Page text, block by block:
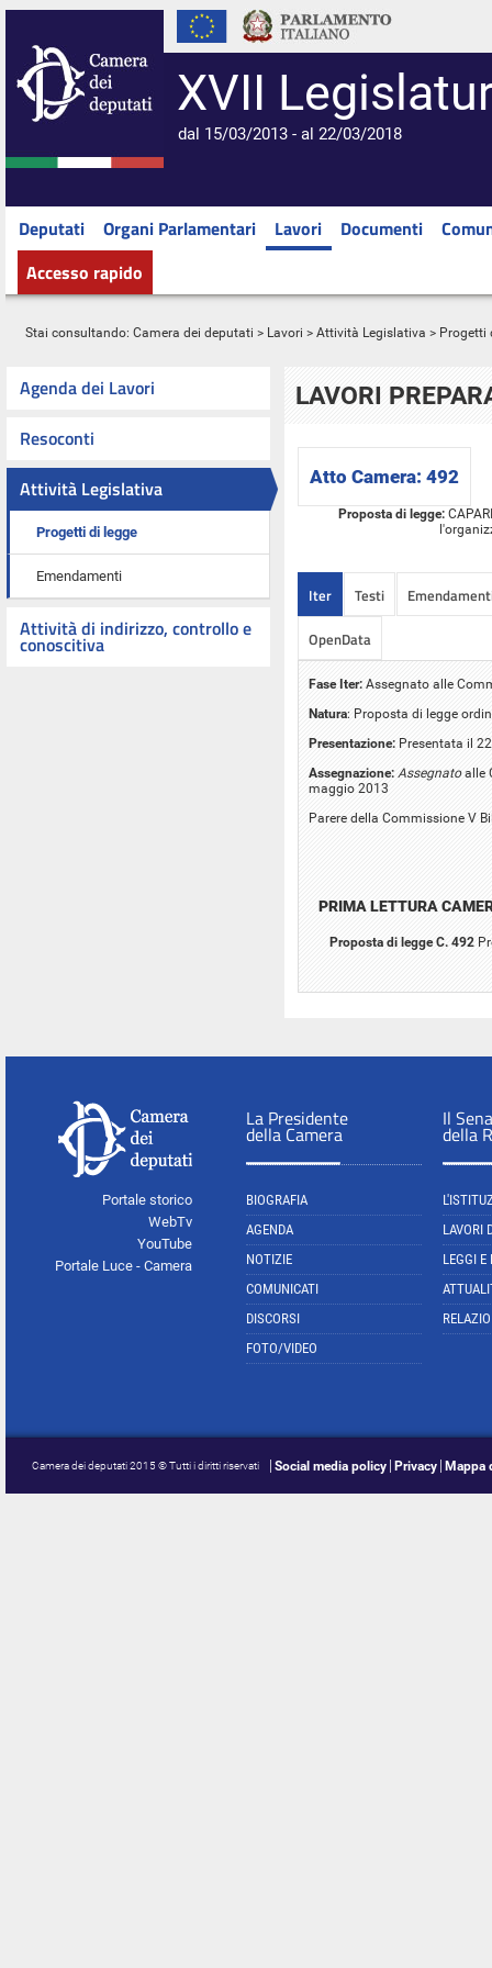
XVII
dal 15/03/2013 - al 22/03/2018
Deputati Organi Parlamentari Lavori Documenti
Accesso rapido
Stai consultando: Camera dei deputati > Lavori > Attività Legislativa > Progetti
Agenda dei Lavori
Resoconti
Attività Legislativa
Progetti di legge
Emendamenti
Attività di indirizzo, controllo e
conoscitiva
LAVORI
Atto Camera: 492
Proposta di legge:
Iter Testi
OpenData
Fase Iter: Assegnato alle
Natura: Proposta di legge
Presentazione: Presentata il
Assegnazione: Assegnatoalle
maggio 2013
Parere della Commissione V
PRIMA LETTURA
Proposta di legge C. 492
Portale storico
WebTv
YouTube
Portale Luce - Camera
La Presidente
della Camera
BIOGRAFIA
AGENDA
NOTIZIE
COMUNICATI
DISCORSI
FOTO/VIDEO
Il
della
LAVORI
LEGGI E
Camera dei deputati 2015 © Tutti i diritti riservati Social media policy Privacy Mappa